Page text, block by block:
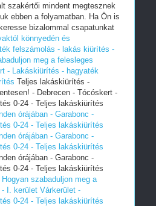
szakértői mindent megtesznek
ebben a folyamatban. Ha Ön is
bizalommal csapatunkat
könnyedén és
felszámolás - lakás kiürítés -
meg a felesleges
- Lakáskiürítés - hagyaték
Teljes lakáskiürítés -
- Debrecen - Tócóskert -
0-24 - Teljes lakáskiürítés
órájában - Garabonc -
0-24 - Teljes lakáskiürítés
órájában - Garabonc -
0-24 - Teljes lakáskiürítés
órájában - Garabonc -
0-24 - Teljes lakáskiürítés
szabaduljon meg a
I. kerület Várkerület -
0-24 - Teljes lakáskiürítés